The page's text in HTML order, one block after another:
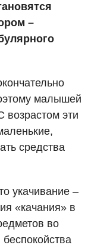
–
малышей
возрастом эти
средства
укачивание –
«качания» в
во